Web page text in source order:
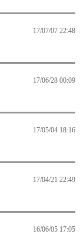
17/07/07 22:48
17/06/28 00:09
17/05/04 18:16
17/04/21 22:49
16/06/05 17:05